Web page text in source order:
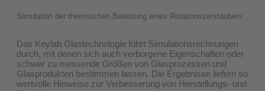
Simulation der thermischen Belastung eines Rotationszerstäubers
Das Keylab Glastechnologie führt Simulationsrechnungen
durch, mit denen sich auch verborgene Eigenschaften oder
schwer zu messende Größen von Glasprozessen und
Glasprodukten bestimmen lassen. Die Ergebnisse liefern so
wertvolle Hinweise zur Verbesserung von Herstellungs- und